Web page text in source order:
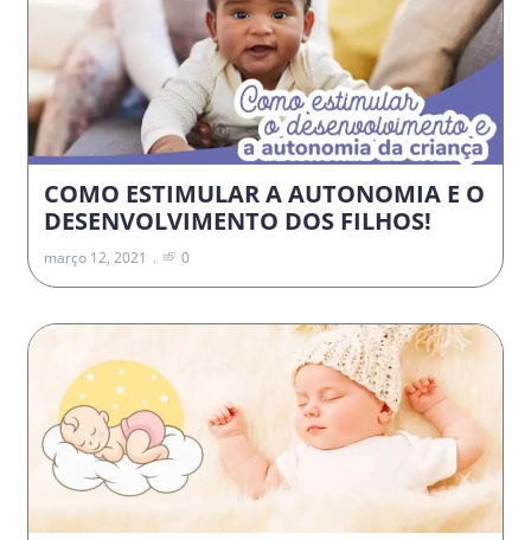
COMO ESTIMULAR A AUTONOMIA E O
DESENVOLVIMENTO DOS FILHOS!
março 12, 2021 0